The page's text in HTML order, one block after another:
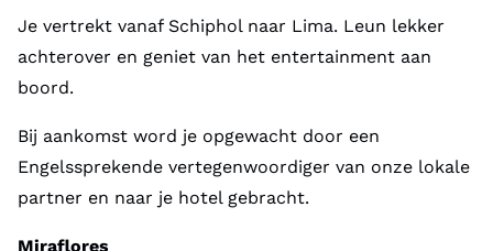
Je vertrekt vanaf Schiphol naar Lima. Leun lekker
achterover en geniet van het entertainment aan
boord.
Bij aankomst word je opgewacht door een
Engelssprekende vertegenwoordiger van onze lokale
partner en naar je hotel gebracht.
Miraflores